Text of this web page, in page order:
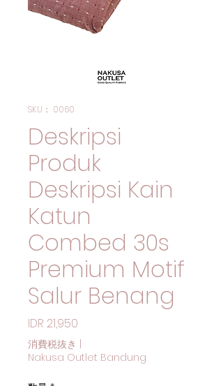
SKU： 0060
Deskripsi
Produk
Deskripsi Kain
Katun
Combed 30s
Premium Motif
Salur Benang
IDR 21,950
消費税抜き
Nakusa Outlet Bandung